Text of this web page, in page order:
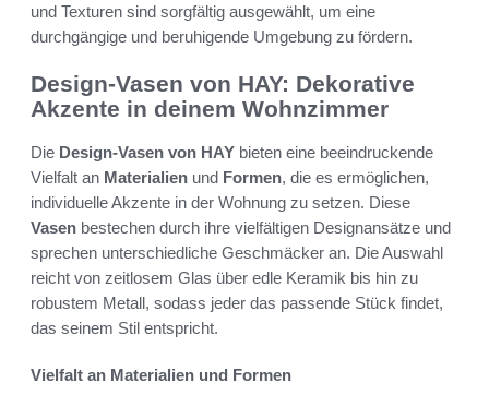
und Texturen sind sorgfältig ausgewählt, um eine
durchgängige und beruhigende Umgebung zu fördern.
Design-Vasen von HAY: Dekorative
Akzente in deinem Wohnzimmer
Die Design-Vasen von HAY bieten eine beeindruckende
Vielfalt an Materialien und Formen, die es ermöglichen,
individuelle Akzente in der Wohnung zu setzen. Diese
Vasen bestechen durch ihre vielfältigen Designansätze und
sprechen unterschiedliche Geschmäcker an. Die Auswahl
reicht von zeitlosem Glas über edle Keramik bis hin zu
robustem Metall, sodass jeder das passende Stück findet,
das seinem Stil entspricht.
Vielfalt an Materialien und Formen